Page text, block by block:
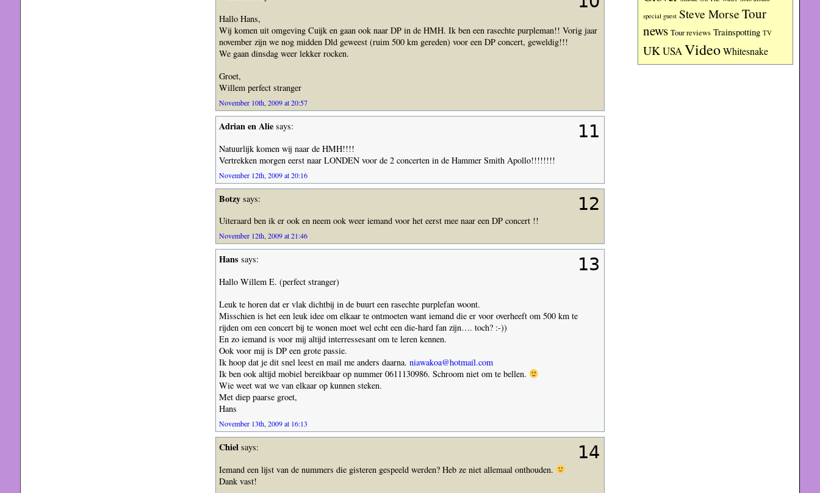
special guest Steve MorseTour
news Tour reviews Trainspotting TV
UKUSAVideoWhitesnake
Hallo Hans,
Wij komen uit omgeving Cuijk en gaan ook naar DP in de HMH. Ik ben een rasechte purpleman!! Vorig jaar
november zijn we nog midden Dld geweest (ruim 500 km gereden) voor een DP concert, geweldig!!!
We gaan dinsdag weer lekker rocken.
Groet,
Willem perfect stranger
November 10th, 2009 at 20:57
11
Adrian en Aliesays:
Natuurlijk komen wij naar de HMH!!!!
Vertrekken morgen eerst naar LONDEN voor de 2 concerten in de Hammer Smith Apollo!!!!!!!!
November 12th, 2009 at 20:16
12
Botzysays:
Uiteraard ben ik er ook en neem ook weer iemand voor het eerst mee naar een DP concert !!
November 12th, 2009 at 21:46
13
Hans says:
Hallo Willem E. (perfect stranger)
Leuk te horen dat er vlak dichtbij in de buurt een rasechte purplefan woont.
Misschien is het een leuk idee om elkaar te ontmoeten want iemand die er voor overheeft om 500 km te
rijden om een concert bij te wonen moet wel echt een die-hard fan zijn…. toch? :-))
En zo iemand is voor mij altijd interressesant om te leren kennen.
Ook voor mij is DP een grote passie.
Ik hoop dat je dit snel leest en mail me anders daarna. niawakoa@hotmail.com
Ik ben ook altijd mobiel bereikbaar op nummer 0611130986. Schroom niet om te bellen.
Wie weet wat we van elkaar op kunnen steken.
Met diep paarse groet,
Hans
November 13th, 2009 at 16:13
14
Chielsays:
Iemand een lijst van de nummers die gisteren gespeeld werden? Heb ze niet allemaal onthouden.
Dank vast!